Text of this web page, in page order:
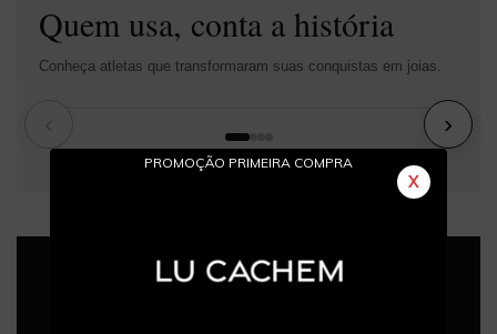
PROMOÇÃO PRIMEIRA COMPRA
X
Quem usa, conta a história
Conheça atletas que transformaram suas conquistas em joias.
›